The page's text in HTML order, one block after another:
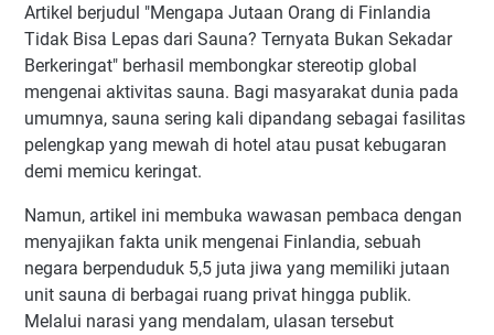
Artikel berjudul "Mengapa Jutaan Orang di Finlandia
Tidak Bisa Lepas dari Sauna? Ternyata Bukan Sekadar
Berkeringat" berhasil membongkar stereotip global
mengenai aktivitas sauna. Bagi masyarakat dunia pada
umumnya, sauna sering kali dipandang sebagai fasilitas
pelengkap yang mewah di hotel atau pusat kebugaran
demi memicu keringat.
Namun, artikel ini membuka wawasan pembaca dengan
menyajikan fakta unik mengenai Finlandia, sebuah
negara berpenduduk 5,5 juta jiwa yang memiliki jutaan
unit sauna di berbagai ruang privat hingga publik.
Melalui narasi yang mendalam, ulasan tersebut